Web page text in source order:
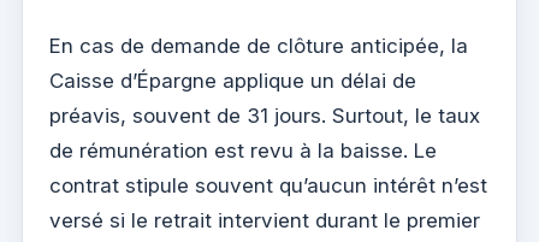
En cas de demande de clôture anticipée, la
Caisse d’Épargne applique un délai de
préavis, souvent de 31 jours. Surtout, le taux
de rémunération est revu à la baisse. Le
contrat stipule souvent qu’aucun intérêt n’est
versé si le retrait intervient durant le premier